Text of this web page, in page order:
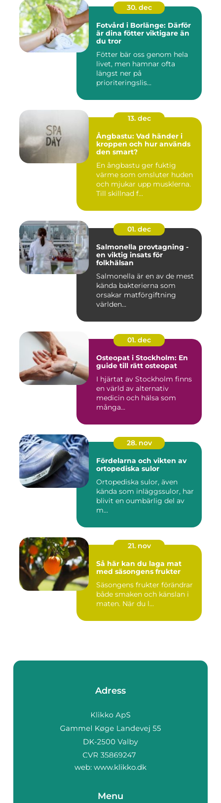
30. dec
Fotvård i Borlänge: Därför
är dina fötter viktigare än
du tror
Fötter bär oss genom hela
livet, men hamnar ofta
längst ner på
prioriteringslis...
13. dec
Ångbastu: Vad händer i
kroppen och hur används
den smart?
En ångbastu ger fuktig
värme som omsluter huden
och mjukar upp musklerna.
Till skillnad f...
01. dec
Salmonella provtagning -
en viktig insats för
folkhälsan
Salmonella är en av de mest
kända bakterierna som
orsakar matförgiftning
världen...
01. dec
Osteopat i Stockholm: En
guide till rätt osteopat
I hjärtat av Stockholm finns
en värld av alternativ
medicin och hälsa som
många...
28. nov
Fördelarna och vikten av
ortopediska sulor
Ortopediska sulor, även
kända som inläggssulor, har
blivit en oumbärlig del av
m...
21. nov
Så här kan du laga mat
med säsongens frukter
Säsongens frukter förändrar
både smaken och känslan i
maten. När du l...
Adress
web: www.klikko.dk
Menu